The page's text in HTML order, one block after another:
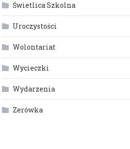
Świetlica Szkolna
Uroczystości
Wolontariat
Wycieczki
Wydarzenia
Zerówka